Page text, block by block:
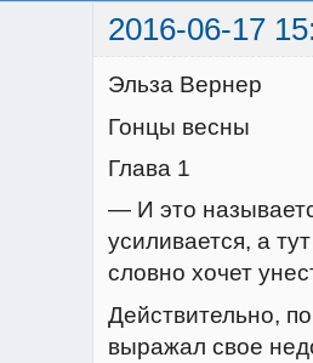
2016-06-17
Эльза Вернер
Гонцы весны
Глава 1
— И это
усиливается, а
словно хочет
Действительно,
выражал свое